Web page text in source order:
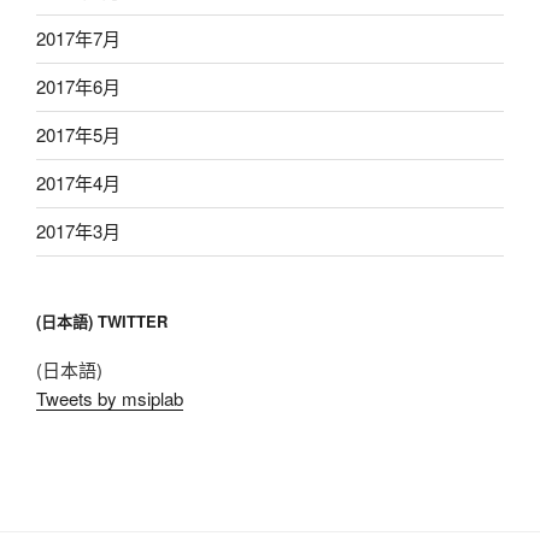
2017年7月
2017年6月
2017年5月
2017年4月
2017年3月
(日本語) TWITTER
(日本語)
Tweets by msiplab